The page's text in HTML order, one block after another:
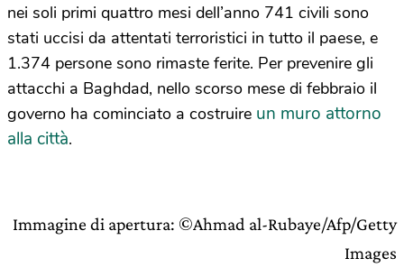
nei soli primi quattro mesi dell’anno 741 civili sono
stati uccisi da attentati terroristici in tutto il paese, e
1.374 persone sono rimaste ferite. Per prevenire gli
attacchi a Baghdad, nello scorso mese di febbraio il
governo ha cominciato a costruire un muro attorno
alla città.
Immagine di apertura: ©Ahmad al-Rubaye/Afp/Getty
Images